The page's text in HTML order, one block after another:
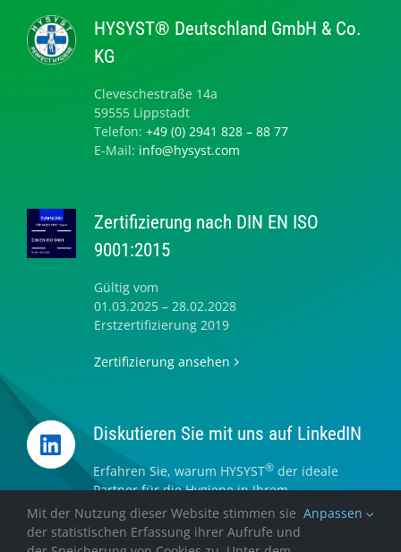
HYSYST® Deutschland GmbH & Co.
KG
Cleveschestraße 14a
59555 Lippstadt
Telefon: +49 (0) 2941 828 – 88 77
E-Mail: info@hysyst.com
Zertifizierung nach DIN EN ISO
9001:2015
Gültig vom
01.03.2025 – 28.02.2028
Erstzertifizierung 2019
Zertifizierung ansehen
Diskutieren Sie mit uns auf LinkedIN
Erfahren Sie, warum HYSYST®der ideale
Partner für die Hygiene in Ihrem
Unternehmen ist.
Folgen Sie uns auf LinkedIN
Mit der Nutzung dieser Website stimmen sie
der statistischen Erfassung ihrer Aufrufe und
Anpassen